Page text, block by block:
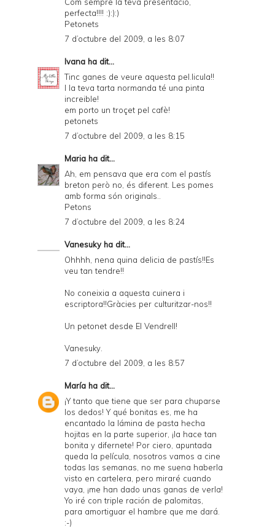
P
D
perfecta!!!! :):):)
Petonets
7 d’octubre del 2009, a les 8:07
Ivana ha dit...
Tinc ganes de veure aquesta pel.licula!!
I la teva tarta normanda té una pinta
increible!
em porto un troçet pel cafè!
petonets
7 d’octubre del 2009, a les 8:15
Maria ha dit...
Ah, em pensava que era com el pastís
breton però no, és diferent. Les pomes
amb forma són originals..
Petons
7 d’octubre del 2009, a les 8:24
Vanesukyha dit...
Ohhhh, nena quina delicia de pastís!!Es
veu tan tendre!!
No coneixia a aquesta cuinera i
escriptora!!Gràcies per culturitzar-nos!!
Un petonet desde El Vendrell!
Vanesuky.
7 d’octubre del 2009, a les 8:57
María ha dit...
¡Y tanto que tiene que ser para chuparse
los dedos! Y qué bonitas es, me ha
encantado la lámina de pasta hecha
hojitas en la parte superior, ¡la hace tan
bonita y difernete! Por ciero, apuntada
queda la película, nosotros vamos a cine
todas las semanas, no me suena haberla
visto en cartelera, pero miraré cuando
vaya, ¡me han dado unas ganas de verla!
Yo iré con triple ración de palomitas,
para amortiguar el hambre que me dará.
:-)